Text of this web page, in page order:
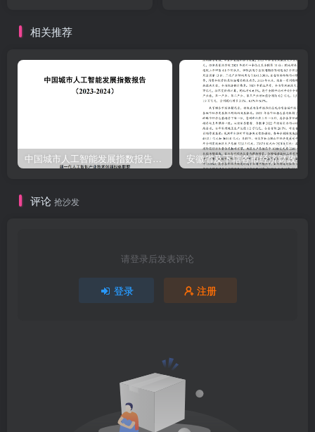
相关推荐
评论 抢沙发
请登录后发表评论
登录 注册